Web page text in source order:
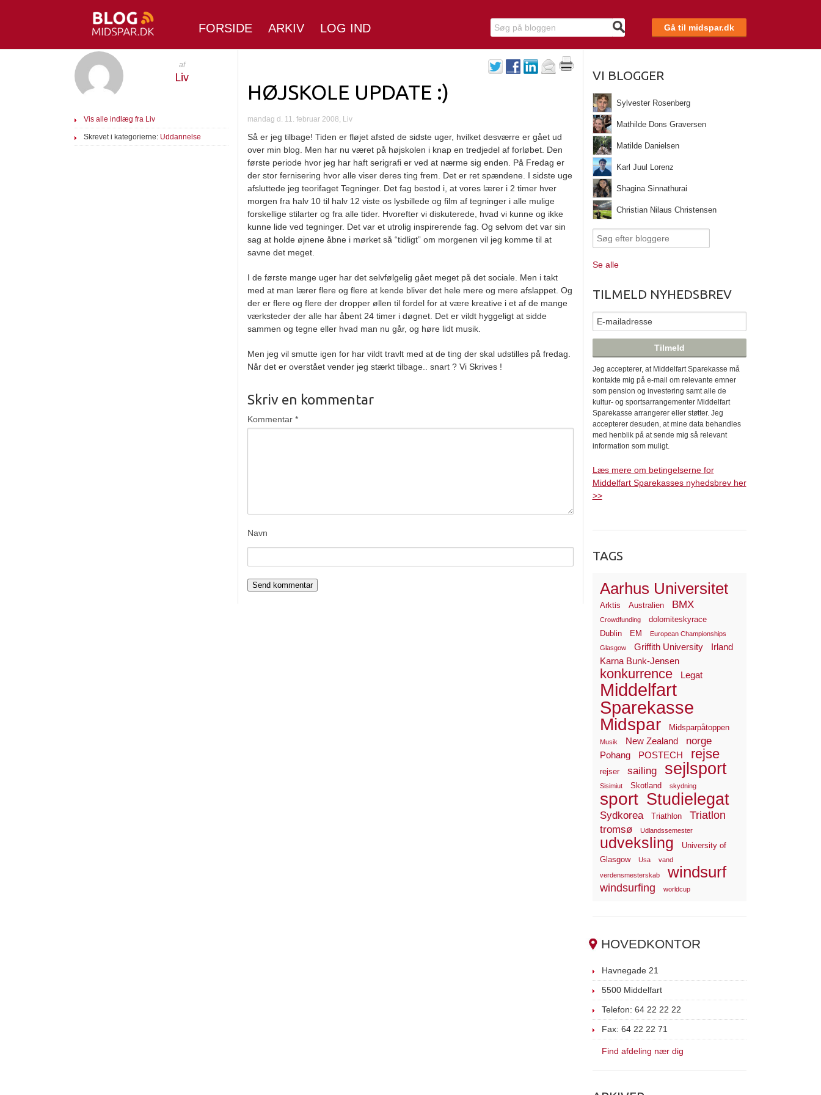
FORSIDE ARKIV LOG IND Gå til midspar.dk
af
Liv
Vis alle indlæg fra Liv
Skrevet i kategorierne: Uddannelse
HØJSKOLE UPDATE :)
mandag d. 11. februar 2008, Liv
Så er jeg tilbage! Tiden er fløjet afsted de sidste uger, hvilket desværre er gået ud
over min blog. Men har nu været på højskolen i knap en tredjedel af forløbet. Den
første periode hvor jeg har haft serigrafi er ved at nærme sig enden. På Fredag er
der stor fernisering hvor alle viser deres ting frem. Det er ret spændene. I sidste uge
afsluttede jeg teorifaget Tegninger. Det fag bestod i, at vores lærer i 2 timer hver
morgen fra halv 10 til halv 12 viste os lysbillede ogfilm af tegninger i alle mulige
forskellige stilarter og fra alle tider. Hvorefter vi diskuterede, hvad vi kunne og ikke
kunne lide ved tegninger. Det var et utrolig inspirerende fag. Og selvom det var sin
sag at holde øjnene åbne i mørket så “tidligt” om morgenen vil jeg komme til at
savne det meget.
I de første mange uger har det selvfølgelig gået meget på det sociale. Men i takt
med at man lærer flere og flere at kende bliver det hele mere og mere afslappet. Og
der er flere og flere der dropper øllen til fordel for at være kreative i et af de mange
værksteder der alle har åbent 24 timer i døgnet. Det er vildt hyggeligt at sidde
sammen og tegne eller hvad man nu går, og høre lidt musik.
Men jeg vil smutte igen for har vildt travlt med at de ting der skal udstilles på fredag.
Når det er overstået vender jeg stærkt tilbage.. snart ? Vi Skrives !
Skriv en kommentar
Kommentar*
Navn
VI BLOGGER
Sylvester Rosenberg
Mathilde Dons Graversen
Matilde Danielsen
Karl Juul Lorenz
Shagina Sinnathurai
Christian Nilaus Christensen
Se alle
TILMELD NYHEDSBREV
Jeg accepterer, at Middelfart Sparekasse må
kontakte mig på e-mail om relevante emner
som pension og investering samt alle de
kultur- og sportsarrangementer Middelfart
Sparekasse arrangerer eller støtter. Jeg
accepterer desuden, at mine data behandles
med henblik på at sende mig så relevant
information som muligt.
Læs mere om betingelserne for
Middelfart Sparekasses nyhedsbrev her
>>
TAGS
Aarhus Universitet
Arktis Australien BMX
Crowdfunding
dolomiteskyrace
Dublin
EM
European Championships
Glasgow
Griffith University
Irland
Karna Bunk-Jensen
konkurrence Legat
Middelfart
Sparekasse
Midspar Midsparpåtoppen
Musik New Zealand norge
Pohang POSTECH rejse
rejser sailing sejlsport
Sisimiut Skotland skydning
sport Studielegat
Sydkorea Triathlon Triatlon
tromsø Udlandssemester
udveksling
University of
Glasgow
Usa vand
verdensmesterskab windsurf
windsurfing worldcup
HOVEDKONTOR
Havnegade 21
5500 Middelfart
Telefon: 64 22 22 22
Fax: 64 22 22 71
Find afdeling nær dig